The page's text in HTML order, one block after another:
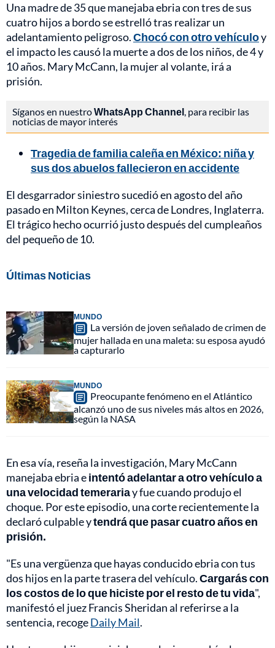
Una madre de 35 que manejaba ebria con tres de sus
cuatro hijos a bordo se estrelló tras realizar un
adelantamiento peligroso.Chocó con otro vehículoy
el impacto les causó la muerte a dos de los niños, de 4 y
10 años. Mary McCann, la mujer al volante, irá a
prisión.
Síganos en nuestroWhatsApp Channel, para recibir las
noticias de mayor interés
Tragedia de familia caleña en México: niña y
sus dos abuelos fallecieron en accidente
El desgarrador siniestro sucedió en agosto del año
pasado en Milton Keynes, cerca de Londres, Inglaterra.
El trágico hecho ocurrió justo después del cumpleaños
del pequeño de 10.
Últimas Noticias
MUNDO
La versión de joven señalado de crimen de
mujer hallada en una maleta: su esposa ayudó
a capturarlo
MUNDO
Preocupante fenómeno en el Atlántico
alcanzó uno de sus niveles más altos en 2026,
según la NASA
En esa vía, reseña la investigación, Mary McCann
manejaba ebria eintentó adelantar a otro vehículo a
una velocidad temerariay fue cuando produjo el
choque. Por este episodio, una corte recientemente la
declaró culpable ytendrá que pasar cuatro años en
prisión.
"Es una vergüenza que hayas conducido ebria con tus
dos hijos en la parte trasera del vehículo.Cargarás con
los costos de lo que hiciste por el resto de tu vida",
manifestó el juez Francis Sheridan al referirse a la
sentencia, recogeDaily Mail.